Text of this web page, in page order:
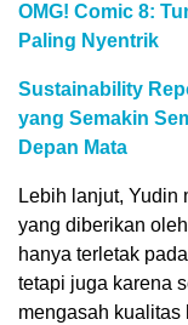
OMG! Comic 8:
Paling Nyentrik
Sustainability
yang Semakin
Depan Mata
Lebih lanjut, Yudin
yang diberikan
hanya terletak
tetapi juga karena
mengasah